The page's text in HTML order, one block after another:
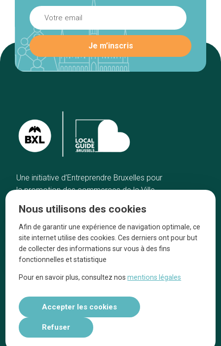
Une initiative d’Entreprendre Bruxelles pour
la promotion des commerces de la Ville
Accueil
Bonnes adresses
Quartiers
Blog
Tops 10
Artisans
A propos
On parle de nous
Nous utilisons des cookies
Afin de garantir une expérience de navigation optimale, ce
site internet utilise des cookies. Ces derniers ont pour but
de collecter des informations sur vous à des fins
fonctionnelles et statistique
Pour en savoir plus, consultez nosmentions légales
Accepter les cookies
Refuser